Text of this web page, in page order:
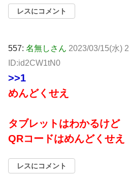
レスにコメント
557: 名無しさん 2023/03/15(水)
ID:id2CW1tN0
>>1
めんどくせえ
タブレットはわかるけど
QRコードはめんどくせえ
レスにコメント